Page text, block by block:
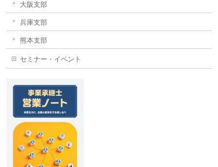
大阪支部
兵庫支部
熊本支部
セミナー・イベント